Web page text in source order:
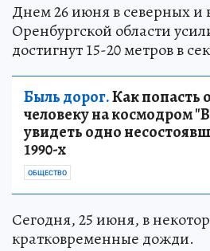
Днем 26 июня в северных и
Оренбургской области
достигнут 15-20 метров в
Быль дорог.Как попасть
человеку на космодром
увидеть одно
1990-х
ОБЩЕСТВО
Сегодня, 25 июня, в
кратковременные дожди.